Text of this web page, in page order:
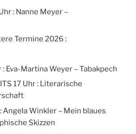
: Nanne Meyer –
Termine 2026 :
: Eva-Martina Weyer – Tabakpech
17 Uhr : Literarische
Angela Winkler – Mein blaues
Skizzen